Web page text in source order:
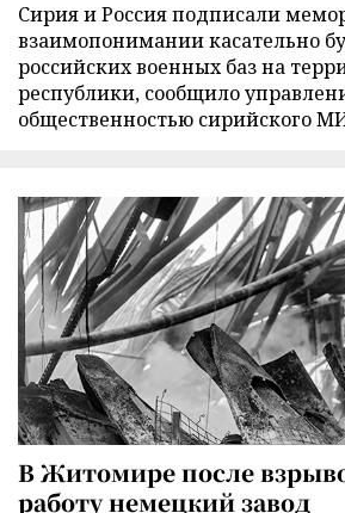
Сирия и Россия подписали
взаимопонимании касательно
российских военных баз на
республики, сообщило
общественностью сирийского
В Житомире после
работу немецкий завод